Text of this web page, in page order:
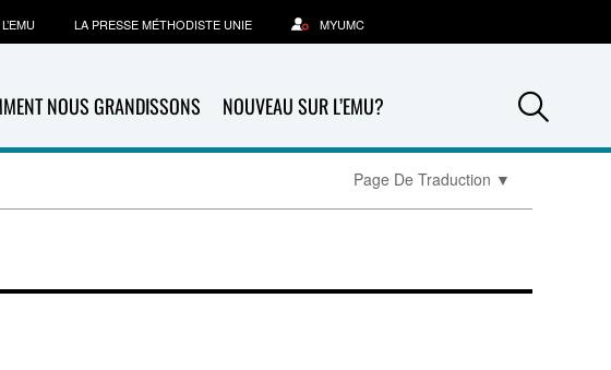
NOUS GRANDISSONS NOUVEAU SUR L’EMU?
LA PRESSE MÉTHODISTE UNIE MYUMC
Page De Traduction ▼